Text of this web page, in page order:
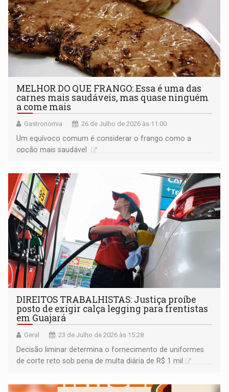
MELHOR DO QUE FRANGO: Essa é uma das
carnes mais saudáveis, mas quase ninguém
a come mais
Gastronomia 26 de Julho de 2026 às 11:00
Um equívoco comum é considerar o frango como a
opção mais saudável
DIREITOS TRABALHISTAS: Justiça proíbe
posto de exigir calça legging para frentistas
em Guajará
Geral 23 de Julho de 2026 às 15:28
Decisão liminar determina o fornecimento de uniformes
de corte reto sob pena de multa diária de R$ 1 mil